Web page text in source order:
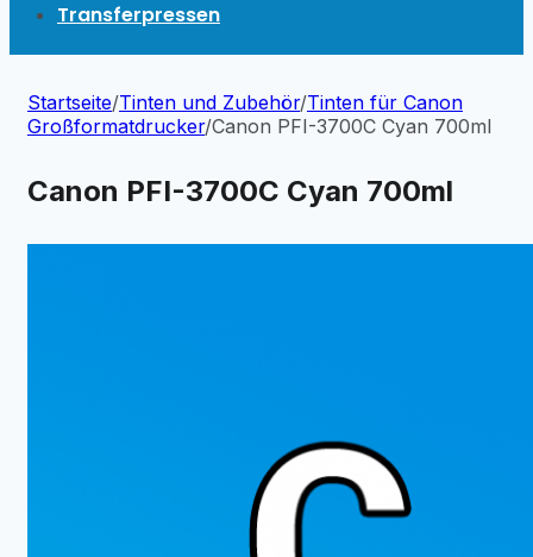
Transferpressen
Startseite/Tinten und Zubehör/Tinten für Canon
Großformatdrucker/Canon PFI-3700C Cyan 700ml
Canon PFI-3700C Cyan 700ml